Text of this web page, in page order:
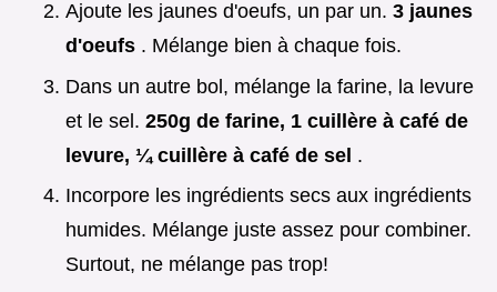
Ajoute les jaunes d'oeufs, un par un. 3 jaunes
d'oeufs . Mélange bien à chaque fois.
Dans un autre bol, mélange la farine, la levure
et le sel. 250g de farine, 1 cuillère à café de
levure, ¼ cuillère à café de sel .
Incorpore les ingrédients secs aux ingrédients
humides. Mélange juste assez pour combiner.
Surtout, ne mélange pas trop!